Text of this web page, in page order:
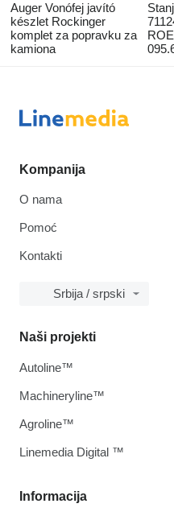
Auger Vonófej javító
készlet Rockinger
komplet za popravku za
kamiona
Kompanija
O nama
Pomoć
Kontakti
Srbija / srpski
Informacija
Naši projekti
Autoline™
Machineryline™
Agroline™
Linemedia Digital ™